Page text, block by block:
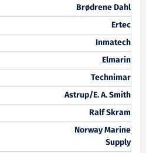
Brødrene Dahl
Ertec
Inmatech
Elmarin
Technimar
Astrup/E. A. Smith
Ralf Skram
Norway Marine
Supply